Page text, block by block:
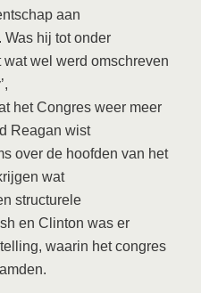
aan
hij tot onder
wel werd omschreven
het Congres weer meer
Reagan wist
over de hoofden van het
wat
structurele
en Clinton was er
waarin het congres